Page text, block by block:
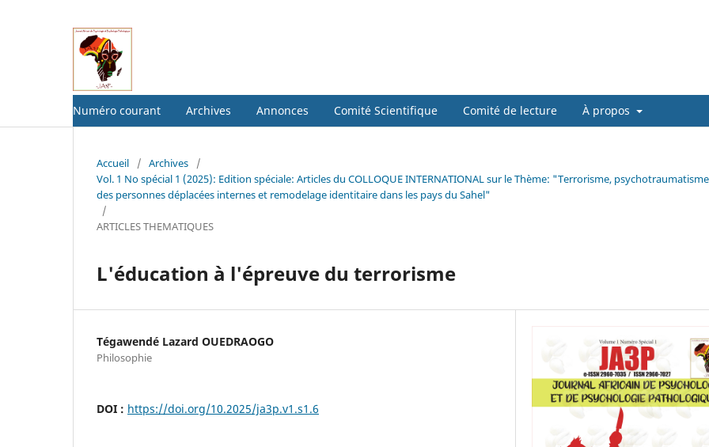
Numéro courant Archives Annonces Comité Scientifique Comité de lecture À propos
Accueil / Archives
/
Vol. 1 No spécial 1 (2025): Edition spéciale: Articles du COLLOQUE INTERNATIONAL sur le Thème: "Terrorisme,
des personnes déplacées internes et remodelage identitaire dans les pays du Sahel"
/
ARTICLES THEMATIQUES
L'éducation à l'épreuve du terrorisme
Tégawendé Lazard OUEDRAOGO
Philosophie
DOI : https://doi.org/10.2025/ja3p.v1.s1.6